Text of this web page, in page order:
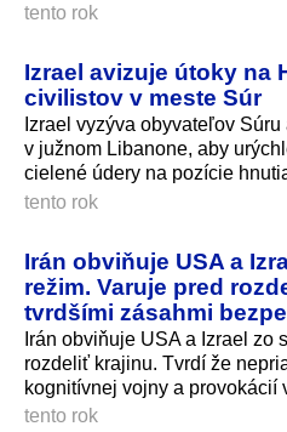
tento rok
Izrael avizuje útoky na
civilistov v meste Súr
Izrael vyzýva obyvateľov
v južnom Libanone, aby
cielené údery na pozície
tento rok
Irán obviňuje USA a
režim. Varuje pred
tvrdšími zásahmi
Irán obviňuje USA a Izrael zo
rozdeliť krajinu. Tvrdí že
kognitívnej vojny a provokácií
tento rok